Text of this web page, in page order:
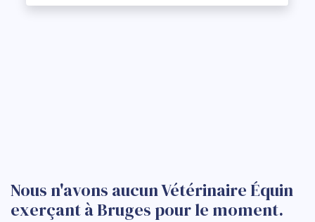
Nous n'avons aucun Vétérinaire Équin
exerçant à Bruges pour le moment.